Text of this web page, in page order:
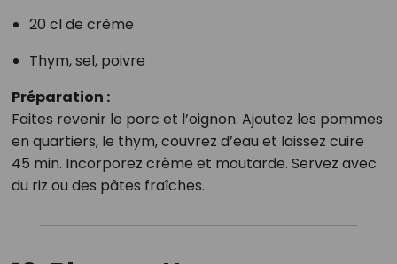
20 cl de crème
Thym, sel, poivre
Préparation :
Faites revenir le porc et l’oignon. Ajoutez les pommes
en quartiers, le thym, couvrez d’eau et laissez cuire
45 min. Incorporez crème et moutarde. Servez avec
du riz ou des pâtes fraîches.